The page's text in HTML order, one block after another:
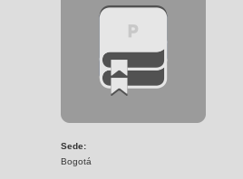
Sede:
Bogotá